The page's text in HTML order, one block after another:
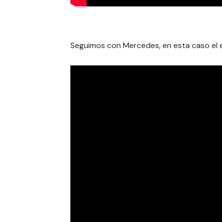
Seguimos con Mercedes, en esta caso el